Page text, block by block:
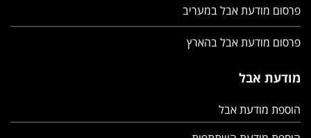
פרסום מודעת אבל במעריב
פרסום מודעת אבל בהארץ
מודעת אבל
הוספת מודעת אבל